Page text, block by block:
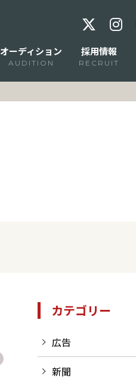
オーディション
AUDITION
採用情報
RECRUIT
カテゴリー
広告
新聞